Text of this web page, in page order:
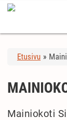
Etusivu »
Mainiokoti